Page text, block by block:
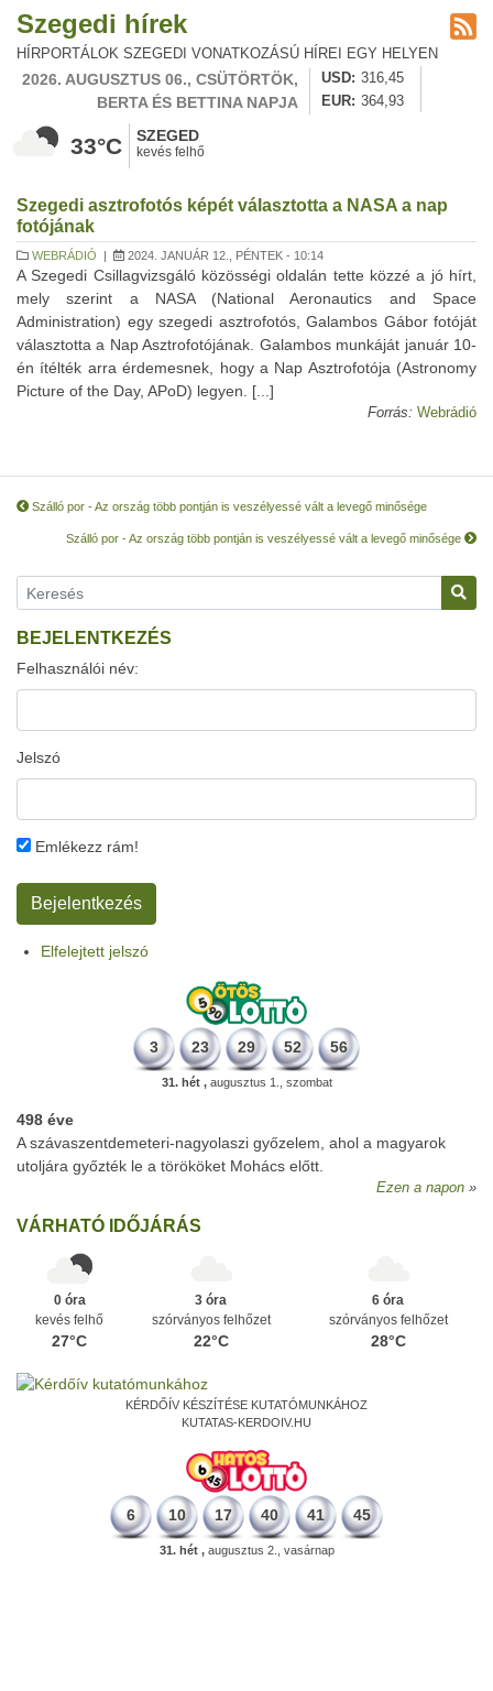
Szegedi hírek
HÍRPORTÁLOK SZEGEDI VONATKOZÁSÚ HÍREI EGY HELYEN
2026. AUGUSZTUS 06., CSÜTÖRTÖK,
BERTA ÉS BETTINA NAPJA
USD
316,45
EUR
364,93
33°C SZEGED
kevés felhő
Szegedi asztrofotós képét választotta a NASA a nap
fotójának
WEBRÁDIÓ | 2024. JANUÁR 12., PÉNTEK - 10:14
A Szegedi Csillagvizsgáló közösségi oldalán tette közzé a jó hírt,
mely szerint a NASA (National Aeronautics and Space
Administration) egy szegedi asztrofotós, Galambos Gábor fotóját
választotta a Nap Asztrofotójának. Galambos munkáját január 10-
én ítélték arra érdemesnek, hogy a Nap Asztrofotója (Astronomy
Picture of the Day, APoD) legyen. [...]
Forrás: Webrádió
Szálló por - Az ország több pontján is veszélyessé vált a levegő minősége
Szálló por - Az ország több pontján is veszélyessé vált a levegő minősége
BEJELENTKEZÉS
Felhasználói név:
Jelszó
Emlékezz rám!
Elfelejtett jelszó
3 23 29 52 56
31. hét ,augusztus 1., szombat
498 éve
A szávaszentdemeteri-nagyolaszi győzelem, ahol a magyarok
utoljára győzték le a törököket Mohács előtt.
Ezen a napon
VÁRHATÓ IDŐJÁRÁS
0 óra
kevés felhő
27°C
3 óra
szórványos felhőzet
22°C
6 óra
szórványos felhőzet
28°C
KÉRDŐÍV KÉSZÍTÉSE KUTATÓMUNKÁHOZ
KUTATAS-KERDOIV.HU
6 10 17 40 41 45
31. hét ,augusztus 2., vasárnap